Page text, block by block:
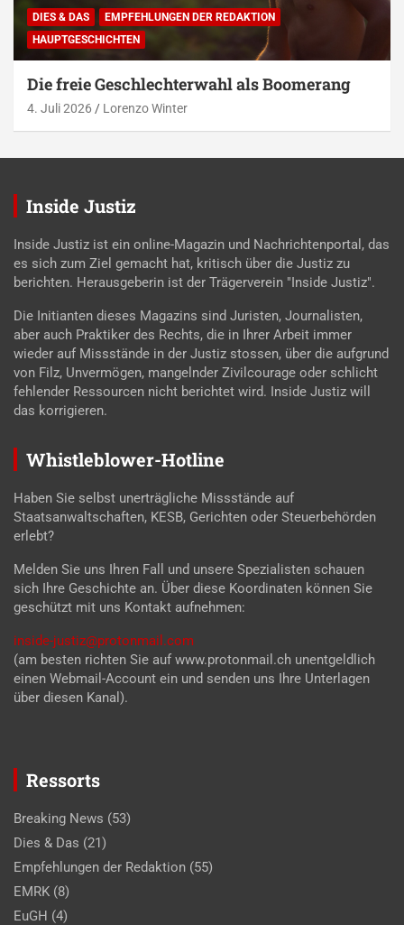
DIES & DAS
EMPFEHLUNGEN DER REDAKTION
HAUPTGESCHICHTEN
Die freie Geschlechterwahl als Boomerang
4. Juli 2026 Lorenzo Winter
Inside Justiz
Inside Justiz ist ein online-Magazin und Nachrichtenportal, das
es sich zum Ziel gemacht hat, kritisch über die Justiz zu
berichten. Herausgeberin ist der Trägerverein "Inside Justiz".
Die Initianten dieses Magazins sind Juristen, Journalisten,
aber auch Praktiker des Rechts, die in Ihrer Arbeit immer
wieder auf Missstände in der Justiz stossen, über die aufgrund
von Filz, Unvermögen, mangelnder Zivilcourage oder schlicht
fehlender Ressourcen nicht berichtet wird. Inside Justiz will
das korrigieren.
Whistleblower-Hotline
Haben Sie selbst unerträgliche Missstände auf
Staatsanwaltschaften, KESB, Gerichten oder Steuerbehörden
erlebt?
Melden Sie uns Ihren Fall und unsere Spezialisten schauen
sich Ihre Geschichte an. Über diese Koordinaten können Sie
geschützt mit uns Kontakt aufnehmen:
inside-justiz@protonmail.com
(am besten richten Sie auf www.protonmail.ch unentgeldlich
einen Webmail-Account ein und senden uns Ihre Unterlagen
über diesen Kanal).
Ressorts
Breaking News (53)
Dies & Das (21)
Empfehlungen der Redaktion (55)
EMRK (8)
EuGH (4)